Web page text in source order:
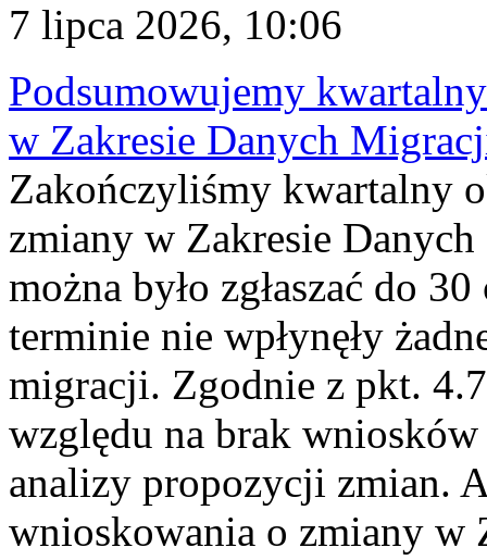
7 lipca 2026, 10:06
Podsumowujemy
w Zakresie Danych
Zakończyliśmy kwartalny
zmiany w Zakresie
można było zgłaszać do
terminie nie wpłynęły
migracji. Zgodnie z pkt.
względu na brak
analizy propozycji zmian.
wnioskowania o zmiany w